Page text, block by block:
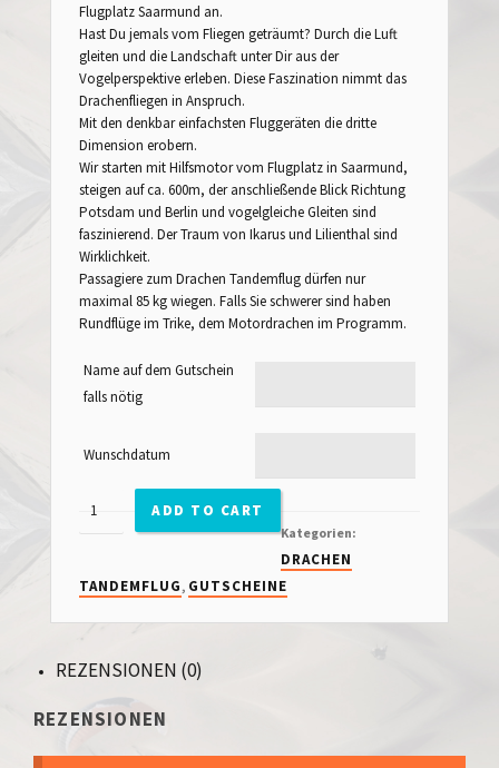
Flugplatz Saarmund an.
Hast Du jemals vom Fliegen geträumt? Durch die Luft
gleiten und die Landschaft unter Dir aus der
Vogelperspektive erleben. Diese Faszination nimmt das
Drachenfliegen in Anspruch.
Mit den denkbar einfachsten Fluggeräten die dritte
Dimension erobern.
Wir starten mit Hilfsmotor vom Flugplatz in Saarmund,
steigen auf ca. 600m, der anschließende Blick Richtung
Potsdam und Berlin und vogelgleiche Gleiten sind
faszinierend. Der Traum von Ikarus und Lilienthal sind
Wirklichkeit.
Passagiere zum Drachen Tandemflug dürfen nur
maximal 85 kg wiegen. Falls Sie schwerer sind haben
Rundflüge im Trike, dem Motordrachen im Programm.
Name auf dem Gutschein
falls nötig
Wunschdatum
Tandemflug
ADD TO CART
Kategorien:
DRACHEN
TANDEMFLUG , GUTSCHEINE
REZENSIONEN (0)
REZENSIONEN